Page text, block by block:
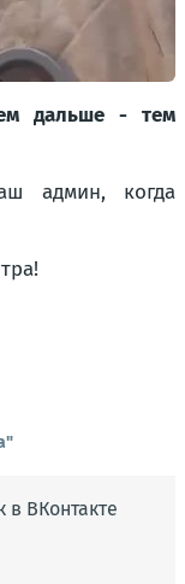
дальше - тем
админ, когда
ВКонтакте